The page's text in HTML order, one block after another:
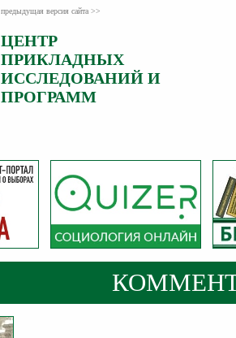
предыдущая версия сайта >>
ЦЕНТР
ПРИКЛАДНЫХ
ИССЛЕДОВАНИЙ И
ПРОГРАММ